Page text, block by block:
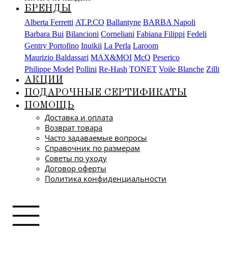
БРЕНДЫ
Alberta Ferretti AT.P.CO Ballantyne BARBA Napoli
Barbara Bui Bilancioni Corneliani Fabiana Filippi Fedeli
Gentry Portofino Inuikii La Perla Laroom
Maurizio Baldassari MAX&MOI McQ Peserico
Philippe Model Pollini Re-Hash TONET Voile Blanche Zilli
АКЦИИ
ПОДАРОЧНЫЕ СЕРТИФИКАТЫ
ПОМОЩЬ
Доставка и оплата
Возврат товара
Часто задаваемые вопросы
Справочник по размерам
Советы по уходу
Договор оферты
Политика конфиденциальности